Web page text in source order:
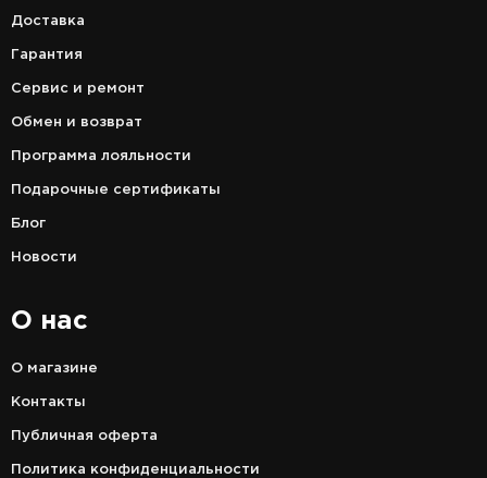
Доставка
Гарантия
Сервис и ремонт
Обмен и возврат
Программа лояльности
Подарочные сертификаты
Блог
Новости
О нас
О магазине
Контакты
Публичная оферта
Политика конфиденциальности